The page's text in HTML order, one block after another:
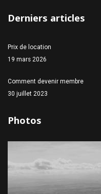
Derniers articles
Prix de location
19 mars 2026
Comment devenir membre
30 juillet 2023
Photos